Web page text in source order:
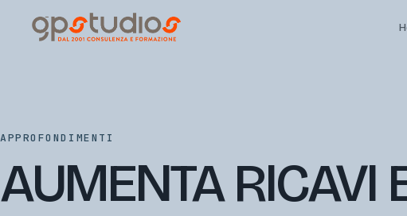
APPROFONDIMENTI
AUMENTA RICAVI